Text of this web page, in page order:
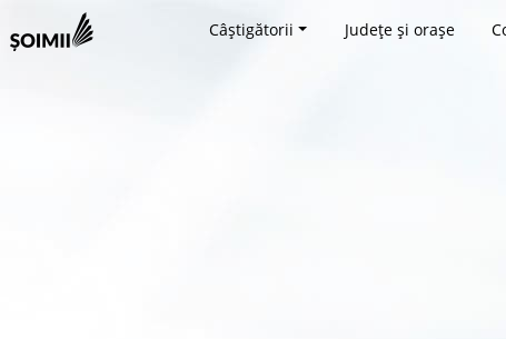
Câștigătorii Județe și orașe